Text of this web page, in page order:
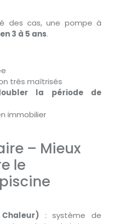
des cas, une pompe à
3 à 5 ans.
très maîtrisés
la période de
immobilier
– Mieux
le
: système de